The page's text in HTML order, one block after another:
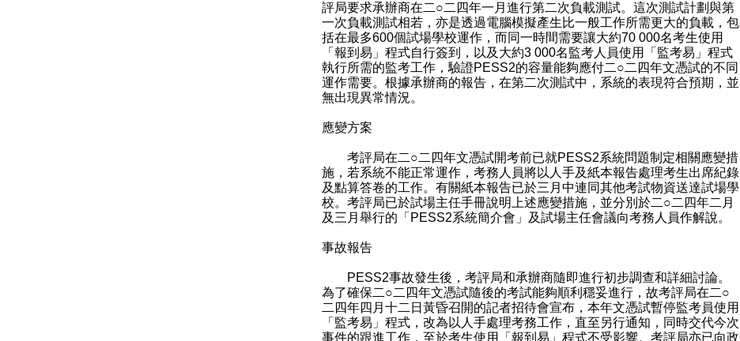
評局要求承辦商在二○二四年一月進行第二次負載測試。這次測試計劃與第
一次負載測試相若，亦是透過電腦模擬產生比一般工作所需更大的負載，包
括在最多600個試場學校運作，而同一時間需要讓大約70 000名考生使用
「報到易」程式自行簽到，以及大約3 000名監考人員使用「監考易」程式
執行所需的監考工作，驗證PESS2的容量能夠應付二○二四年文憑試的不同
運作需要。根據承辦商的報告，在第二次測試中，系統的表現符合預期，並
無出現異常情況。
應變方案
考評局在二○二四年文憑試開考前已就PESS2系統問題制定相關應變措
施，若系統不能正常運作，考務人員將以人手及紙本報告處理考生出席紀錄
及點算答卷的工作。有關紙本報告已於三月中連同其他考試物資送達試場學
校。考評局已於試場主任手冊說明上述應變措施，並分別於二○二四年二月
及三月舉行的「PESS2系統簡介會」及試場主任會議向考務人員作解說。
事故報告
PESS2事故發生後，考評局和承辦商隨即進行初步調查和詳細討論。
為了確保二○二四年文憑試隨後的考試能夠順利穩妥進行，故考評局在二○
二四年四月十二日黃昏召開的記者招待會宣布，本年文憑試暫停監考員使用
「監考易」程式，改為以人手處理考務工作，直至另行通知，同時交代今次
事件的跟進工作，至於考生使用「報到易」程式不受影響。考評局亦已向政